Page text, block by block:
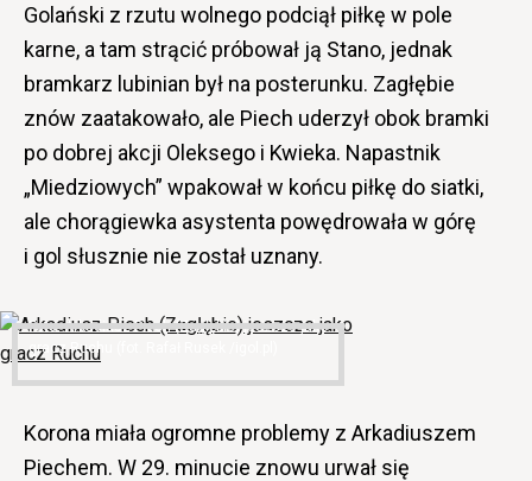
Golański z rzutu wolnego podciął piłkę w pole
karne, a tam strącić próbował ją Stano, jednak
bramkarz lubinian był na posterunku. Zagłębie
znów zaatakowało, ale Piech uderzył obok bramki
po dobrej akcji Oleksego i Kwieka. Napastnik
„Miedziowych” wpakował w końcu piłkę do siatki,
ale chorągiewka asystenta powędrowała w górę
i gol słusznie nie został uznany.
Arkadiusz Piech (Zagłębie) jeszcze jako
gracz Ruchu (fot. Rafał Rusek /igol.pl)
Korona miała ogromne problemy z Arkadiuszem
Piechem. W 29. minucie znowu urwał się